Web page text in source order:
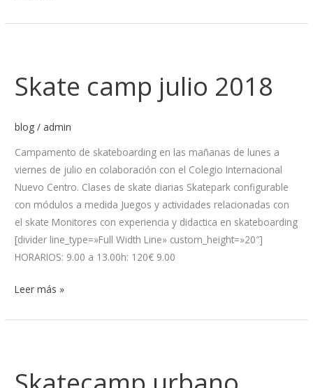
Skate camp julio 2018
blog / admin
Campamento de skateboarding en las mañanas de lunes a
viernes de julio en colaboración con el Colegio Internacional
Nuevo Centro. Clases de skate diarias Skatepark configurable
con módulos a medida Juegos y actividades relacionadas con
el skate Monitores con experiencia y didactica en skateboarding
[divider line_type=»Full Width Line» custom_height=»20″]
HORARIOS: 9.00 a 13.00h: 120€ 9.00
julio
2018
Leer más »